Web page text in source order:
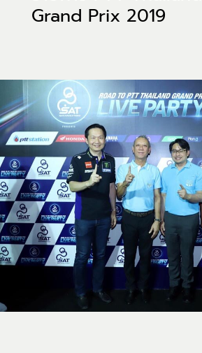
Grand Prix 2019